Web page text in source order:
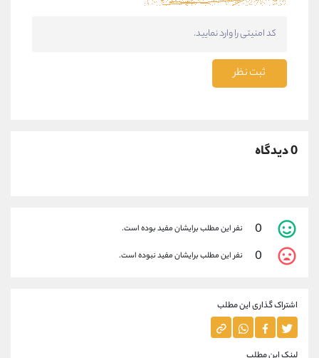
ثبت نظر
0 دیدگاه
0 نفر این مطلب برایشان مفید بوده است.
0 نفر این مطلب برایشان مفید نبوده است.
اشتراک گذاری این مطلب